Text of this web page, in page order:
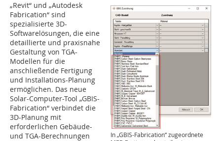
In „GBIS-Fabrication“ zugeordnete
„Revit“ und „Autodesk
Fabrication“ sind
spezialisierte 3D-
Softwarelösungen, die eine
detaillierte und praxisnahe
Gestaltung von TGA-
Modellen für die
anschließende Fertigung
und Installations-Planung
ermöglichen. Das neue
Solar-Computer-Tool „GBIS-
Fabrication“ verbindet die
3D-Planung mit
erforderlichen Gebäude-
und TGA-Berechnungen